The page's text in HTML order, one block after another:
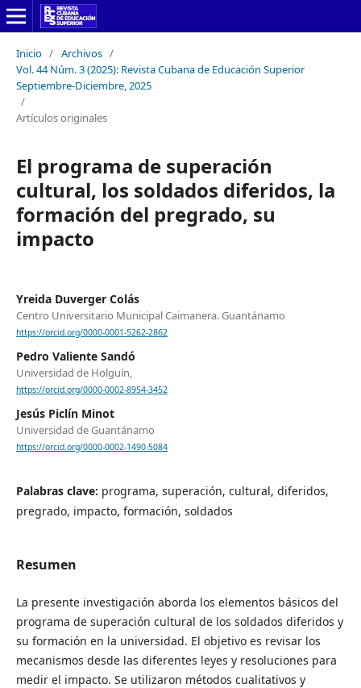
Inicio / Archivos /
Vol. 44 Núm. 3 (2025): Revista Cubana de Educación Superior
Septiembre-Diciembre, 2025
/
Artículos originales
El programa de superación
cultural, los soldados diferidos, la
formación del pregrado, su
impacto
Yreida Duverger Colás
Centro Universitario Municipal Caimanera. Guantánamo
https://orcid.org/0000-0001-5262-2862
Pedro Valiente Sandó
Universidad de Holguín,
https://orcid.org/0000-0002-8954-3452
Jesús Piclín Minot
Universidad de Guantánamo
https://orcid.org/0000-0002-1490-5084
Palabras clave: programa, superación, cultural, diferidos,
pregrado, impacto, formación, soldados
Resumen
La presente investigación aborda los elementos básicos del
programa de superación cultural de los soldados diferidos y
su formación en la universidad. El objetivo es revisar los
mecanismos desde las diferentes leyes y resoluciones para
medir el impacto. Se utilizaron métodos cualitativos y